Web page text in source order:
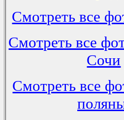
Смотреть все
Смотреть все
Сочи
Смотреть все